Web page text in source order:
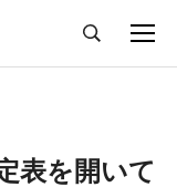
表を開いて